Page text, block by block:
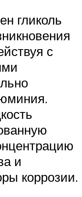
гликоль
с
и
коррозии.